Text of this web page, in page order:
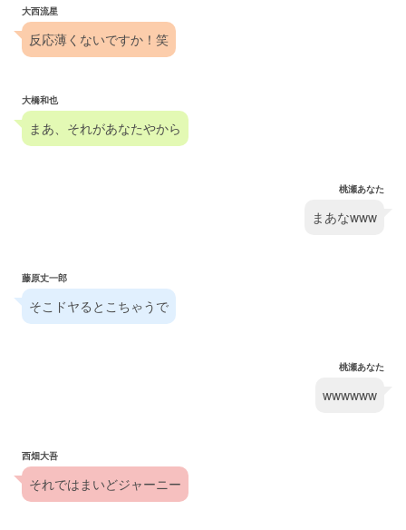
大西流星
反応薄くないですか！笑
大橋和也
まあ、それがあなたやから
桃瀬あなた
まあなwww
藤原丈一郎
そこドヤるとこちゃうで
桃瀬あなた
wwwwww
西畑大吾
それではまいどジャーニー